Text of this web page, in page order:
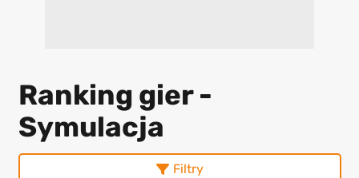
Ranking gier -
Symulacja
Filtry